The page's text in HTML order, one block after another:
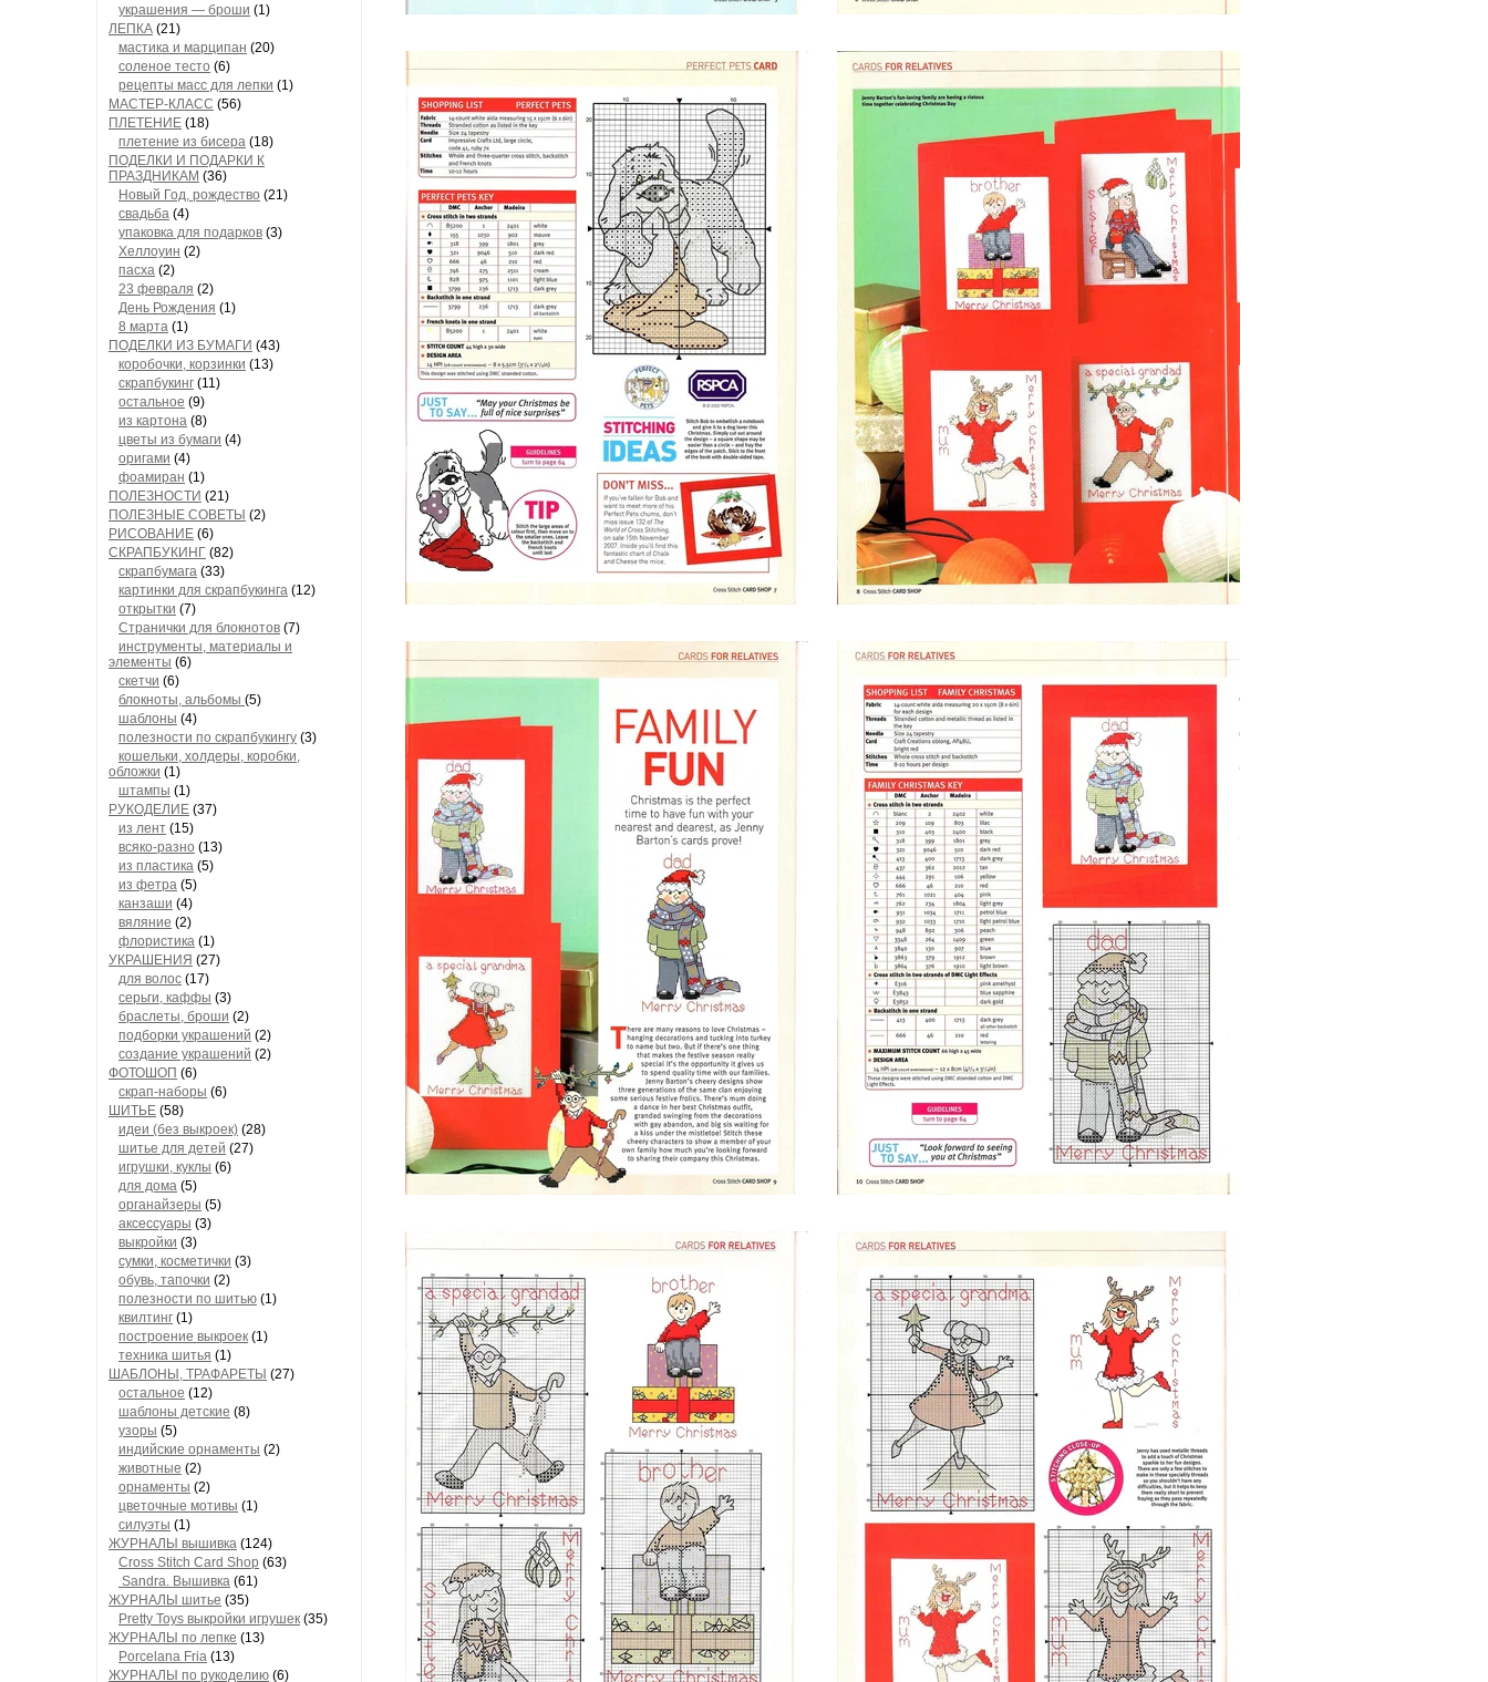
украшения — броши (1)
ЛЕПКА (21)
мастика и марципан (20)
соленое тесто (6)
рецепты масс для лепки (1)
МАСТЕР-КЛАСС (56)
ПЛЕТЕНИЕ (18)
плетение из бисера (18)
ПОДЕЛКИ И ПОДАРКИ К
ПРАЗДНИКАМ (36)
Новый Год, рождество (21)
свадьба (4)
упаковка для подарков (3)
Хеллоуин (2)
пасха (2)
23 февраля (2)
День Рождения (1)
8 марта (1)
ПОДЕЛКИ ИЗ БУМАГИ (43)
коробочки, корзинки (13)
скрапбукинг (11)
остальное (9)
из картона (8)
цветы из бумаги (4)
оригами (4)
фоамиран (1)
ПОЛЕЗНОСТИ (21)
ПОЛЕЗНЫЕ СОВЕТЫ (2)
РИСОВАНИЕ (6)
СКРАПБУКИНГ (82)
скрапбумага (33)
картинки для скрапбукинга (12)
открытки (7)
Странички для блокнотов (7)
инструменты, материалы и
элементы (6)
скетчи (6)
блокноты, альбомы (5)
шаблоны (4)
полезности по скрапбукингу (3)
кошельки, холдеры, коробки,
обложки (1)
штампы (1)
РУКОДЕЛИЕ (37)
из лент (15)
всяко-разно (13)
из пластика (5)
из фетра (5)
канзаши (4)
вяляние (2)
флористика (1)
УКРАШЕНИЯ (27)
для волос (17)
серьги, каффы (3)
браслеты, броши (2)
подборки украшений (2)
создание украшений (2)
ФОТОШОП (6)
скрап-наборы (6)
ШИТЬЕ (58)
идеи (без выкроек) (28)
шитье для детей (27)
игрушки, куклы (6)
для дома (5)
органайзеры (5)
аксессуары (3)
выкройки (3)
сумки, косметички (3)
обувь, тапочки (2)
полезности по шитью (1)
квилтинг (1)
построение выкроек (1)
техника шитья (1)
ШАБЛОНЫ, ТРАФАРЕТЫ (27)
остальное (12)
шаблоны детские (8)
узоры (5)
индийские орнаменты (2)
животные (2)
орнаменты (2)
цветочные мотивы (1)
силуэты (1)
ЖУРНАЛЫ вышивка (124)
Cross Stitch Card Shop (63)
Sandra. Вышивка (61)
ЖУРНАЛЫ шитье (35)
Pretty Toys выкройки игрушек (35)
ЖУРНАЛЫ по лепке (13)
Porcelana Fria (13)
ЖУРНАЛЫ по рукоделию (6)